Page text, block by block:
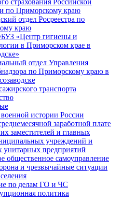
страхования Российской
по Приморскому краю
отдел Росреестра по
краю
«Центр гигиены и
в Приморском крае в
отдел Управления
по Приморскому краю в
транспорта
истории России
заработной плате
заместителей и главных
учреждений и
предприятий
общественное самоуправление
и чрезвычайные ситуации
по делам ГО и ЧС
политика